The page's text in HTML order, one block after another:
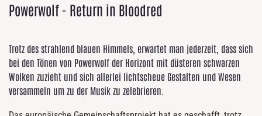
Powerwolf - Return in Bloodred
Trotz des strahlend blauen Himmels, erwartet man jederzeit, dass sich
bei den Tönen von Powerwolf der Horizont mit düsteren schwarzen
Wolken zuzieht und sich allerlei lichtscheue Gestalten und Wesen
versammeln um zu der Musik zu zelebrieren.